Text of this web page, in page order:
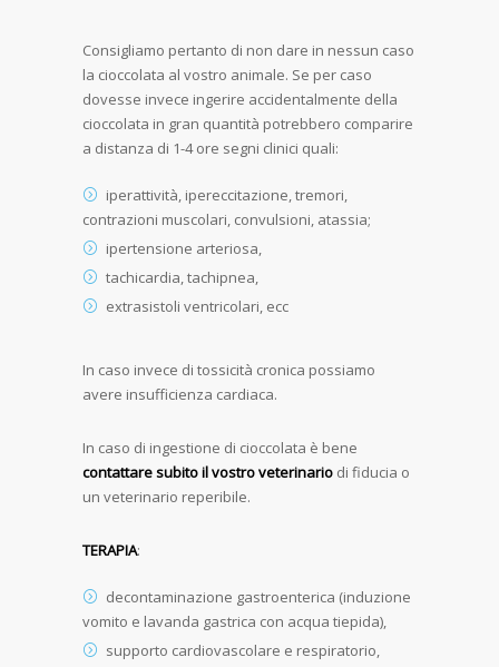
Consigliamo pertanto di non dare in nessun caso
la cioccolata al vostro animale. Se per caso
dovesse invece ingerire accidentalmente della
cioccolata in gran quantità potrebbero comparire
a distanza di 1-4 ore segni clinici quali:
iperattività, ipereccitazione, tremori,
contrazioni muscolari, convulsioni, atassia;
ipertensione arteriosa,
tachicardia, tachipnea,
extrasistoli ventricolari, ecc
In caso invece di tossicità cronica possiamo
avere insufficienza cardiaca.
In caso di ingestione di cioccolata è bene
contattare subito il vostro veterinario di fiducia o
un veterinario reperibile.
TERAPIA:
decontaminazione gastroenterica (induzione
vomito e lavanda gastrica con acqua tiepida),
supporto cardiovascolare e respiratorio,